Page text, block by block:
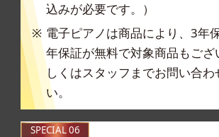
込みが必要です。）
電子ピアノは商品により、3年
年保証が無料で対象商品もござ
しくはスタッフまでお問い合わ
い。
SPECIAL 06